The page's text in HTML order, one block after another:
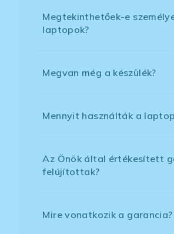
Megtekinthetőek-e
laptopok?
Megvan még a készülék?
Mennyit használták a
Az Önök által értékesített
felújítottak?
Mire vonatkozik a garancia?